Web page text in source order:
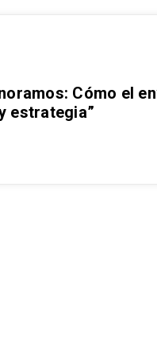
Cómo el
estrategia”